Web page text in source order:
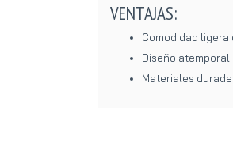
VENTAJAS:
Comodidad ligera
Diseño
Materiales